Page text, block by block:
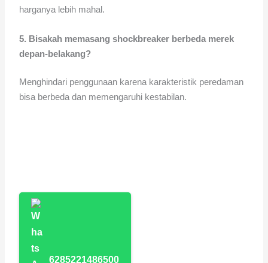
harganya lebih mahal.
5. Bisakah memasang shockbreaker berbeda merek
depan-belakang?
Menghindari penggunaan karena karakteristik peredaman
bisa berbeda dan memengaruhi kestabilan.
6285221486500